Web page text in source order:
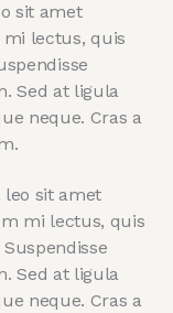
sit amet
lectus, quis
Sed at ligula
neque. Cras a
sit amet
mi lectus, quis
Sed at ligula
neque. Cras a